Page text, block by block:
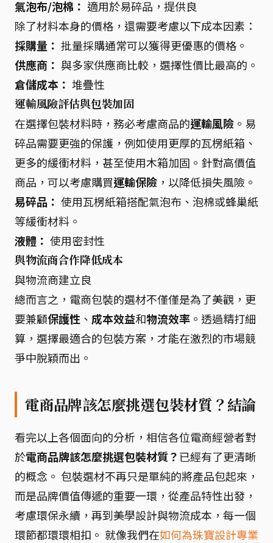
氣泡布/泡棉： 適用於易碎品，提供良
除了材料本身的價格，還需要考慮以下成本因素：
採購量： 批量採購通常可以獲得更優惠的價格。
供應商： 與多家供應商比較，選擇性價比最高的。
倉儲成本： 堆疊性
運輸風險評估與包裝加固
在選擇包裝材料時，務必考慮商品的運輸風險 。易
碎品需要更強的保護，例如使用更厚的瓦楞紙箱、
更多的緩衝材料，甚至使用木箱加固。針對高價值
商品，可以考慮購買運輸保險 ，以降低損失風險。
易碎品： 使用瓦楞紙箱搭配氣泡布、泡棉或蜂巢紙
等緩衝材料。
液體： 使用密封性
與物流商合作降低成本
與物流商建立良
總而言之，電商包裝的選材不僅僅是為了美觀，更
要兼顧保護性 、 成本效益和物流效率 。透過精打細
算，選擇最適合的包裝方案，才能在激烈的市場競
爭中脫穎而出。
電商品牌該怎麼挑選包裝材質？結論
看完以上各個面向的分析，相信各位電商經營者對
於電商品牌該怎麼挑選包裝材質？已經有了更清晰
的概念。 包裝選材不再只是單純的將產品包起來，
而是品牌價值傳遞的重要一環，從產品特性出發，
考慮環保永續，再到美學設計與物流成本，每一個
環節都環環相扣。 就像我們在如何為珠寶設計專業